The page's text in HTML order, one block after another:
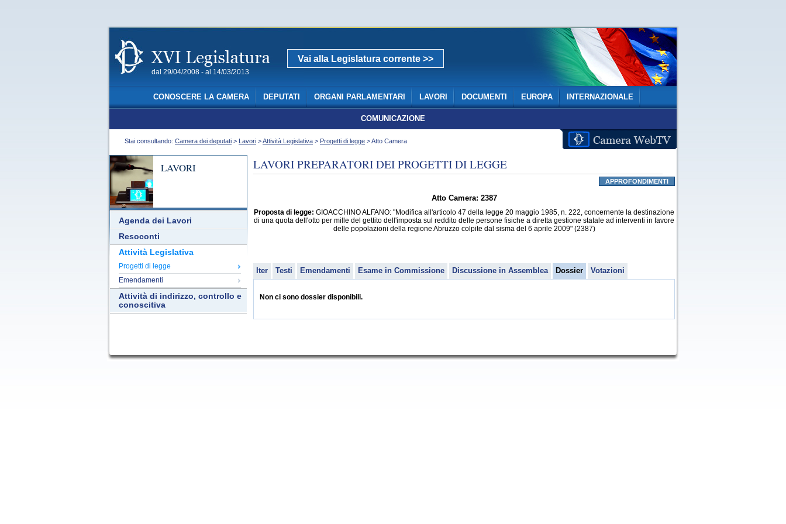
dal 29/04/2008 - al 14/03/2013
Vai alla Legislatura corrente >>
CONOSCERE LA CAMERA DEPUTATI ORGANI PARLAMENTARI LAVORI DOCUMENTI EUROPA INTERNAZIONALE
COMUNICAZIONE
Stai consultando: Camera dei deputati > Lavori >Attività Legislativa > Progetti di legge > Atto Camera
LAVORI
Agenda dei Lavori
Resoconti
Attività Legislativa
Progetti di legge
Emendamenti
Attività di indirizzo, controllo e
conoscitiva
LAVORI PREPARATORI DEI PROGETTI DI LEGGE
APPROFONDIMENTI
Atto Camera: 2387
Proposta di legge: GIOACCHINO ALFANO: "Modifica all'articolo 47 della legge 20 maggio 1985, n. 222, concernente la destinazione
di una quota dell'otto per mille del gettito dell'imposta sul reddito delle persone fisiche a diretta gestione statale ad interventi in favore
delle popolazioni della regione Abruzzo colpite dal sisma del 6 aprile 2009" (2387)
Iter Testi Emendamenti Esame in Commissione Discussione in Assemblea Dossier Votazioni
Non ci sono dossier disponibili.